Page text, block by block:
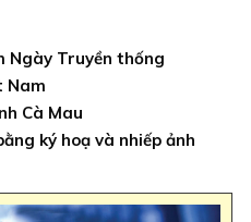
Ngày Truyền thống
Nam
Cà Mau
ký hoạ và nhiếp ảnh